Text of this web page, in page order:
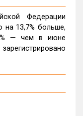
Федерации
на 13,7% больше,
— чем в июне